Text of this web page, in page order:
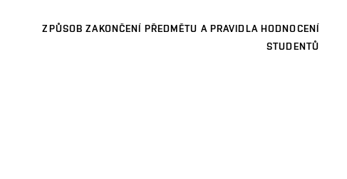
ZPŮSOB ZAKONČENÍ PŘEDMĚTU A PRAVIDLA HODNOCENÍ
STUDENTŮ